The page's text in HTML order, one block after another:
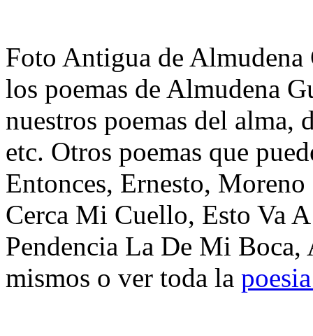
Foto Antigua de Almudena
los poemas de Almudena
nuestros poemas del alma,
etc. Otros poemas que
Entonces, Ernesto,
Cerca Mi Cuello, Esto Va
Pendencia La De Mi Boca,
mismos o ver toda la